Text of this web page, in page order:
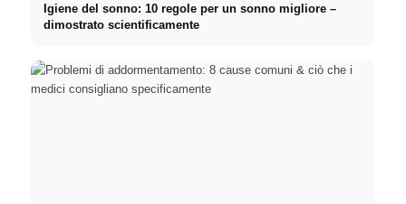
Igiene del sonno: 10 regole per un sonno migliore –
dimostrato scientificamente